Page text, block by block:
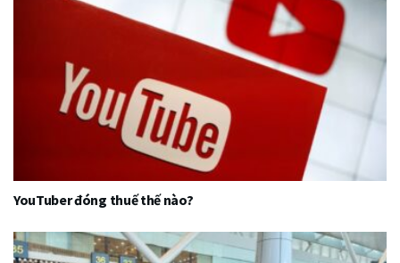
YouTuber đóng thuế thế nào?